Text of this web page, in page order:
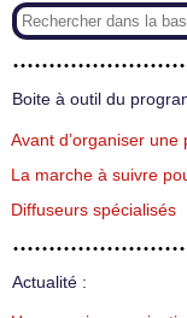
Boite à outil du
Avant d’organiser une
La marche à suivre
Diffuseurs spécialisés
Actualité :